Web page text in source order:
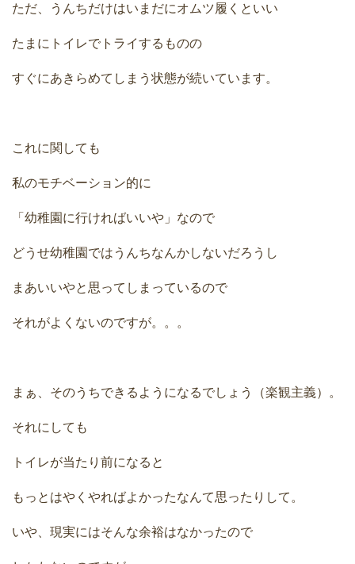
ただ、うんちだけはいまだにオムツ履くといい
たまにトイレでトライするものの
すぐにあきらめてしまう状態が続いています。
これに関しても
私のモチベーション的に
「幼稚園に行ければいいや」なので
どうせ幼稚園ではうんちなんかしないだろうし
まあいいやと思ってしまっているので
それがよくないのですが。。。
まぁ、そのうちできるようになるでしょう（楽観主義）。
それにしても
トイレが当たり前になると
もっとはやくやればよかったなんて思ったりして。
いや、現実にはそんな余裕はなかったので